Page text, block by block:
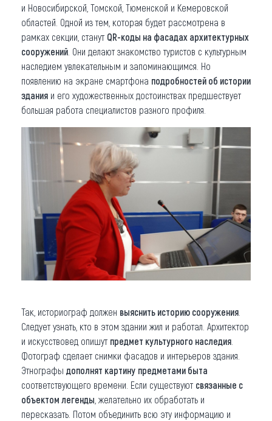
и Новосибирской, Томской, Тюменской и Кемеровской
областей. Одной из тем, которая будет рассмотрена в
рамках секции, станут QR-коды на фасадах архитектурных
сооружений . Они делают знакомство туристов с культурным
наследием увлекательным и запоминающимся. Но
появлению на экране смартфона подробностей об истории
здания и его художественных достоинствах предшествует
большая работа специалистов разного профиля.
Так, историограф должен выяснить историю сооружения
Следует узнать, кто в этом здании жил и работал. Архитектор
и искусствовед опишут предмет культурного наследия
Фотограф сделает снимки фасадов и интерьеров здания.
Этнографы дополнят картину предметами быта
соответствующего времени. Если существуют связанные с
объектом легенды , желательно их обработать и
пересказать. Потом объединить всю эту информацию и